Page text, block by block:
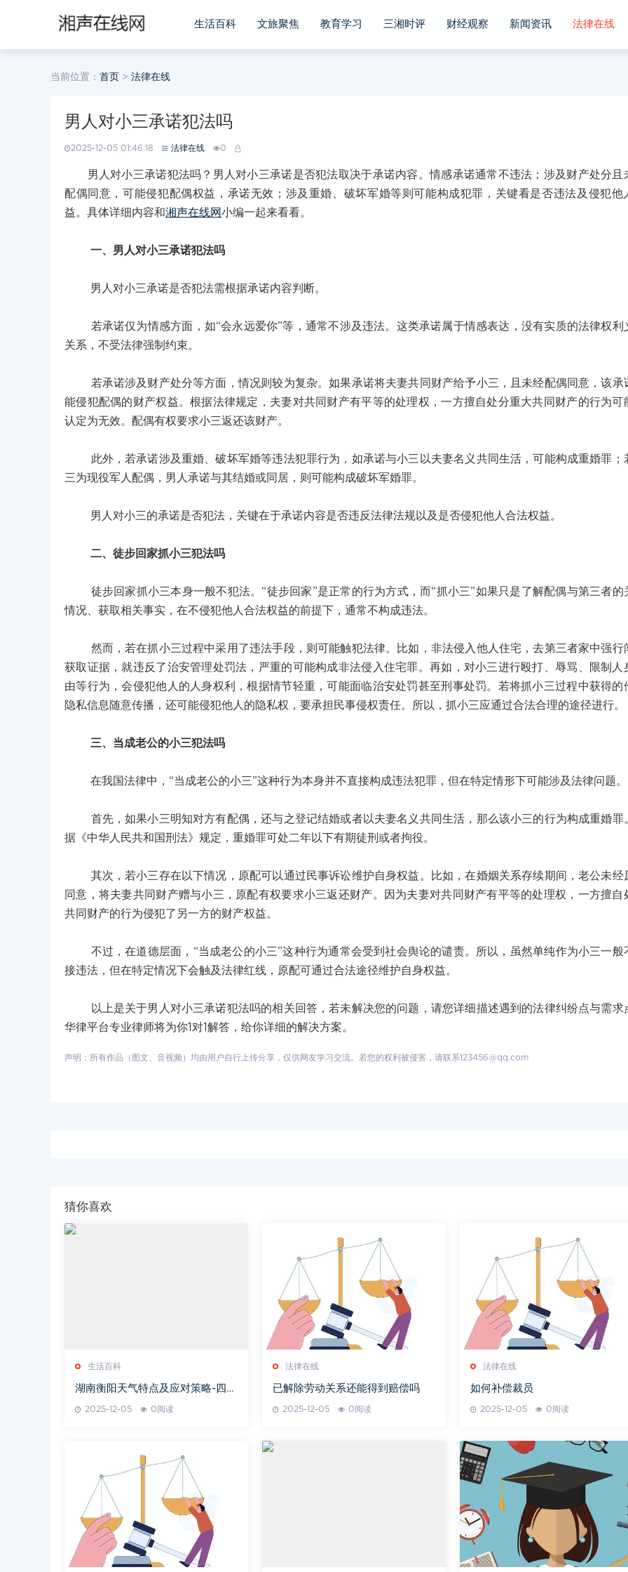
生活百科 文旅聚焦 教育学习 三湘时评 财经观察 新闻资讯 法律在线
当前位置： 首页 > 法律在线
男人对小三承诺犯法吗
2025-12-05 01:46:18 法律在线 0
男人对小三承诺犯法吗？男人对小三承诺是否犯法取决于承诺内容。情感承诺通常不违法；涉及财产处分且
配偶同意，可能侵犯配偶权益，承诺无效；涉及重婚、破坏军婚等则可能构成犯罪，关键看是否违法及侵犯他
益。具体详细内容和湘声在线网小编一起来看看。
一、男人对小三承诺犯法吗
男人对小三承诺是否犯法需根据承诺内容判断。
若承诺仅为情感方面，如“会永远爱你”等，通常不涉及违法。这类承诺属于情感表达，没有实质的法律权利
关系，不受法律强制约束。
若承诺涉及财产处分等方面，情况则较为复杂。如果承诺将夫妻共同财产给予小三，且未经配偶同意，该承
能侵犯配偶的财产权益。根据法律规定，夫妻对共同财产有平等的处理权，一方擅自处分重大共同财产的行为可
认定为无效。配偶有权要求小三返还该财产。
此外，若承诺涉及重婚、破坏军婚等违法犯罪行为，如承诺与小三以夫妻名义共同生活，可能构成重婚罪；
三为现役军人配偶，男人承诺与其结婚或同居，则可能构成破坏军婚罪。
男人对小三的承诺是否犯法，关键在于承诺内容是否违反法律法规以及是否侵犯他人合法权益。
二、徒步回家抓小三犯法吗
徒步回家抓小三本身一般不犯法。“徒步回家”是正常的行为方式，而“抓小三”如果只是了解配偶与第三者的
情况、获取相关事实，在不侵犯他人合法权益的前提下，通常不构成违法。
然而，若在抓小三过程中采用了违法手段，则可能触犯法律。比如，非法侵入他人住宅，去第三者家中强行
获取证据，就违反了治安管理处罚法，严重的可能构成非法侵入住宅罪。再如，对小三进行殴打、辱骂、限制人
由等行为，会侵犯他人的人身权利，根据情节轻重，可能面临治安处罚甚至刑事处罚。若将抓小三过程中获得的
隐私信息随意传播，还可能侵犯他人的隐私权，要承担民事侵权责任。所以，抓小三应通过合法合理的途径进行。
三、当成老公的小三犯法吗
在我国法律中，“当成老公的小三”这种行为本身并不直接构成违法犯罪，但在特定情形下可能涉及法律问题。
首先，如果小三明知对方有配偶，还与之登记结婚或者以夫妻名义共同生活，那么该小三的行为构成重婚罪
据《中华人民共和国刑法》规定，重婚罪可处二年以下有期徒刑或者拘役。
其次，若小三存在以下情况，原配可以通过民事诉讼维护自身权益。比如，在婚姻关系存续期间，老公未经
同意，将夫妻共同财产赠与小三，原配有权要求小三返还财产。因为夫妻对共同财产有平等的处理权，一方擅自
共同财产的行为侵犯了另一方的财产权益。
不过，在道德层面，“当成老公的小三”这种行为通常会受到社会舆论的谴责。所以，虽然单纯作为小三一般
接违法，但在特定情况下会触及法律红线，原配可通过合法途径维护自身权益。
以上是关于男人对小三承诺犯法吗的相关回答，若未解决您的问题，请您详细描述遇到的法律纠纷点与需求
华律平台专业律师将为你1对1解答，给你详细的解决方案。
声明：所有作品（图文、音视频）均由用户自行上传分享，仅供网友学习交流。若您的权利被侵害，请联系123456@qq.com
猜你喜欢
生活百科
湖南衡阳天气特点及应对策略-四季
2025-12-05 0阅读
法律在线
已解除劳动关系还能得到赔偿吗
2025-12-05 0阅读
法律在线
如何补偿裁员
2025-12-05 0阅读